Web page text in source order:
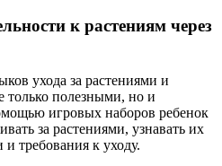
к растениям через
ухода за растениями и
только полезными, но и
игровых наборов ребенок
за растениями, узнавать их
и требования к уходу.